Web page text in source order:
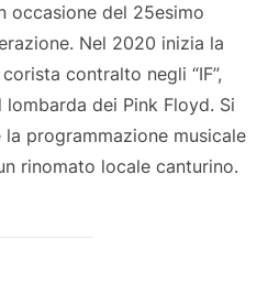
occasione del 25esimo
Nel 2020 inizia la
contralto negli “IF”,
dei Pink Floyd. Si
programmazione musicale
rinomato locale canturino.